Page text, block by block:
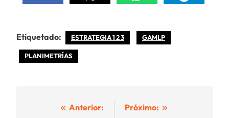
Etiquetado: ESTRATEGIA 1 2 3 GAMLP
PLANIMETRÍAS
Navegación
Anterior: Próximo: